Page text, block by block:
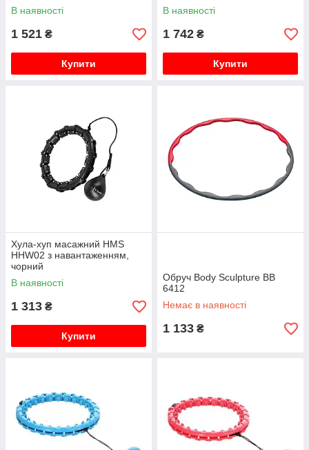
В наявності
1 521 ₴
Купити
В наявності
1 742 ₴
Купити
Хула-хуп масажний HMS
HHW02 з навантаженням,
чорний
В наявності
1 313 ₴
Купити
Обруч Body Sculpture BB
6412
Немає в наявності
1 133 ₴